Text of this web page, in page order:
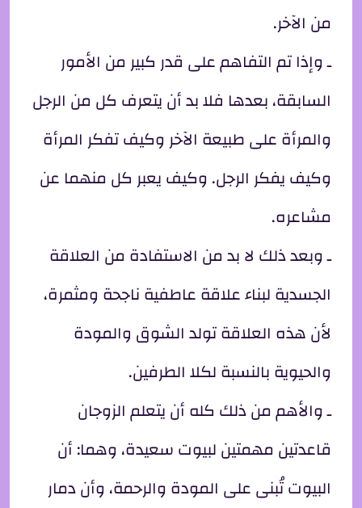
من الآخر.
ـ وإذا تم التفاهم على قدر كبير من الأمور
السابقة، بعدها فلا بد أن يتعرف كل من الرجل
والمرأة على طبيعة الآخر وكيف تفكر المرأة
وكيف يفكر الرجل. وكيف يعبر كل منهما عن
مشاعره.
ـ وبعد ذلك لا بد من الاستفادة من العلاقة
الجسدية لبناء علاقة عاطفية ناجحة ومثمرة،
لأن هذه العلاقة تولد الشوق والمودة
والحيوية بالنسبة لكلا الطرفين.
ـ والأهم من ذلك كله أن يتعلم الزوجان
قاعدتين مهمتين لبيوت سعيدة، وهما: أن
البيوت تُبنى على المودة والرحمة، وأن دمار